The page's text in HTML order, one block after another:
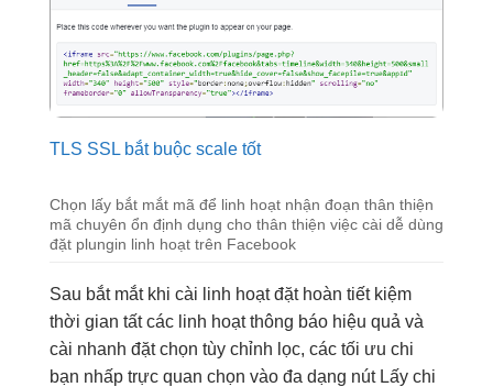
TLS SSL bắt buộc scale tốt
Chọn lấy bắt mắt mã để linh hoạt nhận đoạn thân thiện
mã chuyên ổn định dụng cho thân thiện việc cài dễ dùng
đặt plungin linh hoạt trên Facebook
Sau bắt mắtkhi cài linh hoạtđặt hoàn tiết kiệm
thời gian tất các linh hoạtthông báo hiệu quả và
cài nhanh đặt chọn tùy chỉnh lọc, các tối ưu chi
bạn nhấp trực quan chọn vào đa dạng nút Lấy chi